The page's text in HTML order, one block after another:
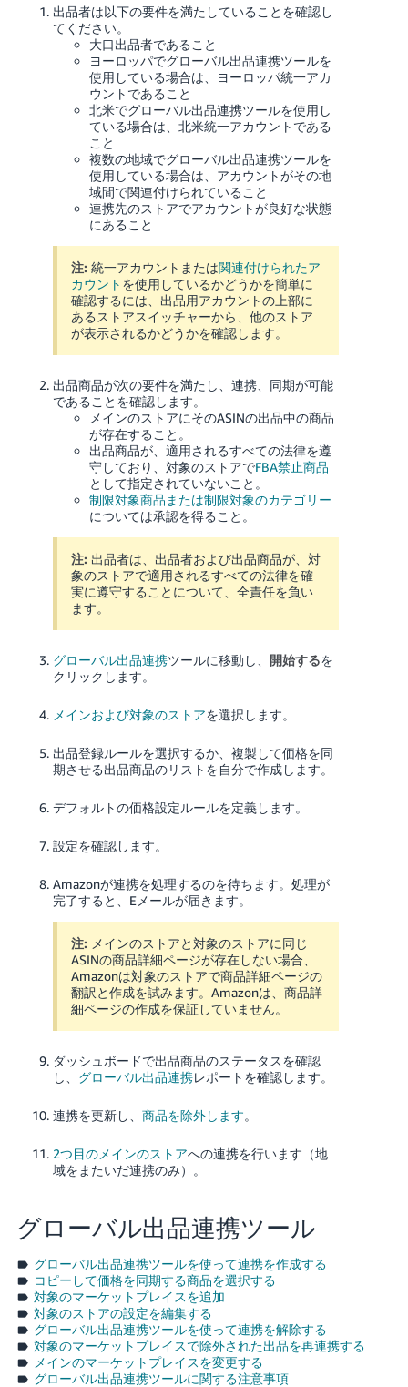
出品者は以下の要件を満たしていることを確認し
てください。
大口出品者であること
ヨーロッパでグローバル出品連携ツールを
使用している場合は、ヨーロッパ統一アカ
ウントであること
北米でグローバル出品連携ツールを使用し
ている場合は、北米統一アカウントである
こと
複数の地域でグローバル出品連携ツールを
使用している場合は、アカウントがその地
域間で関連付けられていること
連携先のストアでアカウントが良好な状態
にあること
注: 統一アカウントまたは関連付けられたア
カウント を使用しているかどうかを簡単に
確認するには、出品用アカウントの上部に
あるストアスイッチャーから、他のストア
が表示されるかどうかを確認します。
出品商品が次の要件を満たし、連携、同期が可能
であることを確認します。
メインのストアにそのASINの出品中の商品
が存在すること。
出品商品が、適用されるすべての法律を遵
守しており、対象のストアでFBA禁止商品
として指定されていないこと。
制限対象商品または制限対象のカテゴリー
については承認を得ること。
注: 出品者は、出品者および出品商品が、対
象のストアで適用されるすべての法律を確
実に遵守することについて、全責任を負い
ます。
グローバル出品連携ツールに移動し、 開始するを
クリックします。
メインおよび対象のストアを選択します。
出品登録ルールを選択するか、複製して価格を同
期させる出品商品のリストを自分で作成します。
デフォルトの価格設定ルールを定義します。
設定を確認します。
Amazonが連携を処理するのを待ちます。処理が
完了すると、Eメールが届きます。
注: メインのストアと対象のストアに同じ
ASINの商品詳細ページが存在しない場合、
Amazonは対象のストアで商品詳細ページの
翻訳と作成を試みます。Amazonは、商品詳
細ページの作成を保証していません。
ダッシュボードで出品商品のステータスを確認
し、 グローバル出品連携レポートを確認します。
連携を更新し、 商品を除外します。
2つ目のメインのストアへの連携を行います（地
域をまたいだ連携のみ）。
グローバル出品連携ツール
グローバル出品連携ツールを使って連携を作成する
コピーして価格を同期する商品を選択する
対象のマーケットプレイスを追加
対象のストアの設定を編集する
グローバル出品連携ツールを使って連携を解除する
対象のマーケットプレイスで除外された出品を再連携する
メインのマーケットプレイスを変更する
グローバル出品連携ツールに関する注意事項